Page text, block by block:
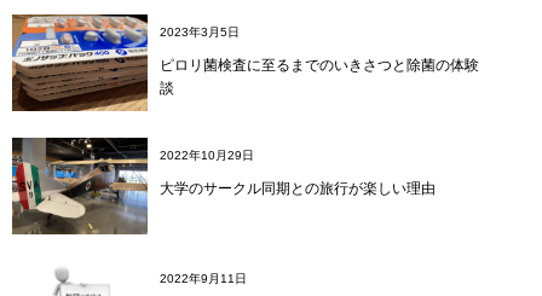
2023年3月5日
ピロリ菌検査に至るまでのいきさつと除菌の体験
談
2022年10月29日
大学のサークル同期との旅行が楽しい理由
2022年9月11日